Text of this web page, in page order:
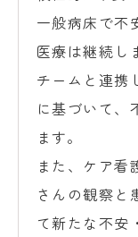
一般病床で不
医療は継続し
チームと連携
に基づいて、
ます。
また、ケア看
さんの観察と
て新たな不安